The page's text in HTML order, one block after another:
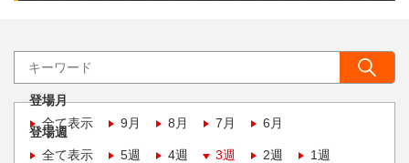
登場月
全て表示
9月 8月 7月 6月
登場週
全て表示
5週 4週 3週 2週 1週